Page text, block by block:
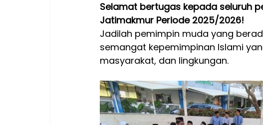
Selamat bertugas kepada seluruh
Jatimakmur Periode 2025/2026!
Jadilah pemimpin muda yang
semangat kepemimpinan Islami
masyarakat, dan lingkungan.